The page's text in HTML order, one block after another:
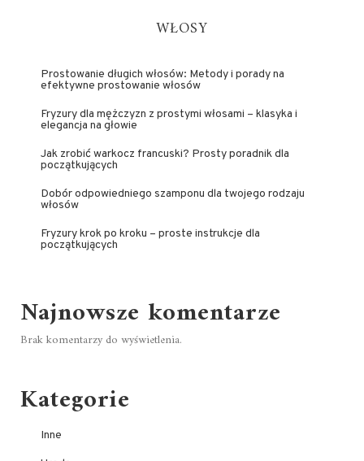
WŁOSY
Prostowanie długich włosów: Metody i porady na
efektywne prostowanie włosów
Fryzury dla mężczyzn z prostymi włosami – klasyka i
elegancja na głowie
Jak zrobić warkocz francuski? Prosty poradnik dla
początkujących
Dobór odpowiedniego szamponu dla twojego rodzaju
włosów
Fryzury krok po kroku – proste instrukcje dla
początkujących
Najnowsze komentarze
Brak komentarzy do wyświetlenia.
Kategorie
Inne